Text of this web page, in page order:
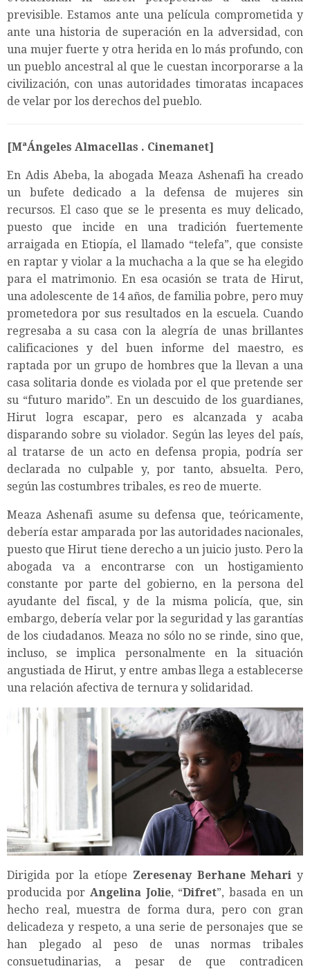
previsible. Estamos ante una película comprometida y
ante una historia de superación en la adversidad, con
una mujer fuerte y otra herida en lo más profundo, con
un pueblo ancestral al que le cuestan incorporarse a la
civilización, con unas autoridades timoratas incapaces
de velar por los derechos del pueblo.
[MªÁngeles Almacellas . Cinemanet]
En Adis Abeba, la abogada Meaza Ashenafi ha creado
un bufete dedicado a la defensa de mujeres sin
recursos. El caso que se le presenta es muy delicado,
puesto que incide en una tradición fuertemente
arraigada en Etiopía, el llamado “telefa”, que consiste
en raptar y violar a la muchacha a la que se ha elegido
para el matrimonio. En esa ocasión se trata de Hirut,
una adolescente de 14 años, de familia pobre, pero muy
prometedora por sus resultados en la escuela. Cuando
regresaba a su casa con la alegría de unas brillantes
calificaciones y del buen informe del maestro, es
raptada por un grupo de hombres que la llevan a una
casa solitaria donde es violada por el que pretende ser
su “futuro marido”. En un descuido de los guardianes,
Hirut logra escapar, pero es alcanzada y acaba
disparando sobre su violador. Según las leyes del país,
al tratarse de un acto en defensa propia, podría ser
declarada no culpable y, por tanto, absuelta. Pero,
según las costumbres tribales, es reo de muerte.
Meaza Ashenafi asume su defensa que, teóricamente,
debería estar amparada por las autoridades nacionales,
puesto que Hirut tiene derecho a un juicio justo. Pero la
abogada va a encontrarse con un hostigamiento
constante por parte del gobierno, en la persona del
ayudante del fiscal, y de la misma policía, que, sin
embargo, debería velar por la seguridad y las garantías
de los ciudadanos. Meaza no sólo no se rinde, sino que,
incluso, se implica personalmente en la situación
angustiada de Hirut, y entre ambas llega a establecerse
una relación afectiva de ternura y solidaridad.
Dirigida por la etíope Zeresenay Berhane Mehari y
producida por Angelina Jolie, “Difret”, basada en un
hecho real, muestra de forma dura, pero con gran
delicadeza y respeto, a una serie de personajes que se
han plegado al peso de unas normas tribales
consuetudinarias, a pesar de que contradicen